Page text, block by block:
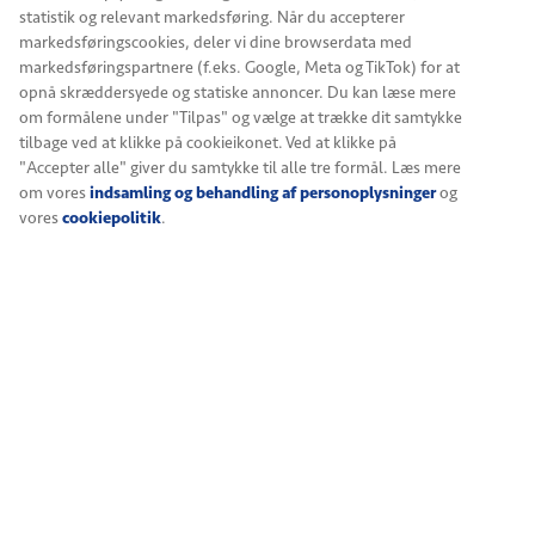
sætter jer. Et firmaarrangement middag i Aarhus kan
derfor være en ligetil bistroaften – eller en mere
kurateret aften, hvor cocktails, vin og menu spiller
sammen uden at tage over.
Firmaarrangement med middag i Aarhus med
sæsonmenu og råvarer, der kan smages
Firmaarrangement med vinsmagning, hvor
sommelieren guider, spørger ind og tilpasser
statistik og relevant markedsføring. Når du accepterer
markedsføringscookies, deler vi dine browserdata med
markedsføringspartnere (f.eks. Google, Meta og TikTok) for at
opnå skræddersyede og statiske annoncer. Du kan læse mere
om formålene under "Tilpas" og vælge at trække dit samtykke
tilbage ved at klikke på cookieikonet. Ved at klikke på
"Accepter alle" giver du samtykke til alle tre formål. Læs mere
om voresindsamling og behandling af personoplysningerog
vorescookiepolitik.